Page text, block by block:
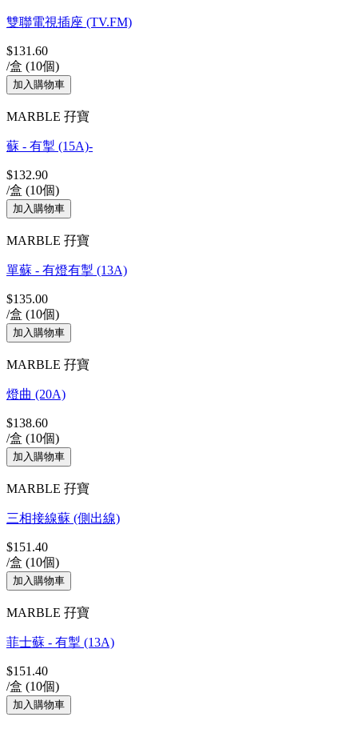
雙聯電視插座 (TV.FM)
$131.60
/盒 (10個)
MARBLE 孖寶
蘇 - 有掣 (15A)-
$132.90
/盒 (10個)
MARBLE 孖寶
單蘇 - 有燈有掣 (13A)
$135.00
/盒 (10個)
MARBLE 孖寶
燈曲 (20A)
$138.60
/盒 (10個)
MARBLE 孖寶
三相接線蘇 (側出線)
$151.40
/盒 (10個)
MARBLE 孖寶
菲士蘇 - 有掣 (13A)
$151.40
/盒 (10個)